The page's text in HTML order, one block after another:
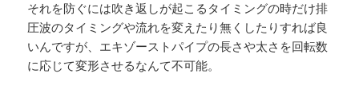
それを防ぐには吹き返しが起こるタイミングの時だけ排
圧波のタイミングや流れを変えたり無くしたりすれば良
いんですが、エキゾーストパイプの長さや太さを回転数
に応じて変形させるなんて不可能。